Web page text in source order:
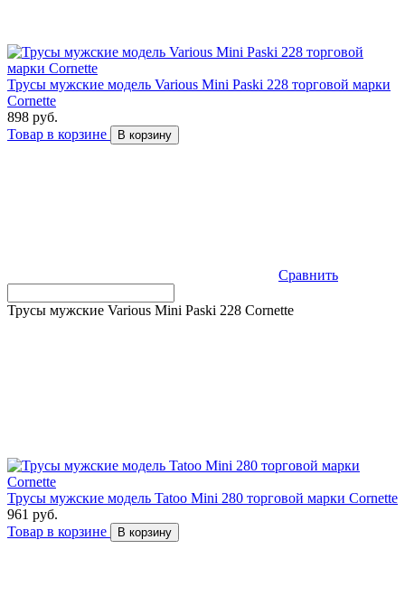
Трусы мужские модель Various Mini Paski 228 торговой марки
Cornette
898 руб.
Товар в корзине
В корзину
Сравнить
Трусы мужские Various Mini Paski 228 Cornette
Трусы мужские модель Tatoo Mini 280 торговой марки Cornette
961 руб.
Товар в корзине
В корзину